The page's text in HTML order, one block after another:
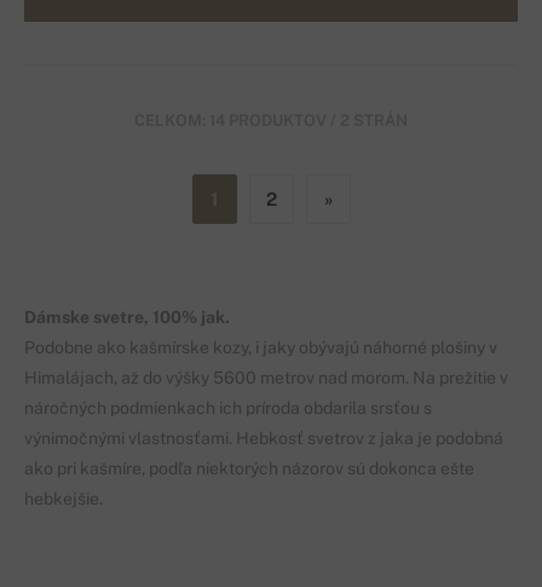
2 »
Dámske svetre, 100% jak.
Podobne ako kašmírske kozy, i jaky obývajú náhorné plošiny v
Himalájach, až do výšky 5600 metrov nad morom. Na prežitie v
náročných podmienkach ich príroda obdarila srsťou s
výnimočnými vlastnosťami. Hebkosť svetrov z jaka je podobná
ako pri kašmíre, podľa niektorých názorov sú dokonca ešte
hebkejšie.